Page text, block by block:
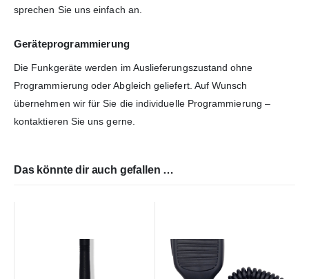
sprechen Sie uns einfach an.
Geräteprogrammierung
Die Funkgeräte werden im Auslieferungszustand ohne
Programmierung oder Abgleich geliefert. Auf Wunsch
übernehmen wir für Sie die individuelle Programmierung –
kontaktieren Sie uns gerne.
Das könnte dir auch gefallen …